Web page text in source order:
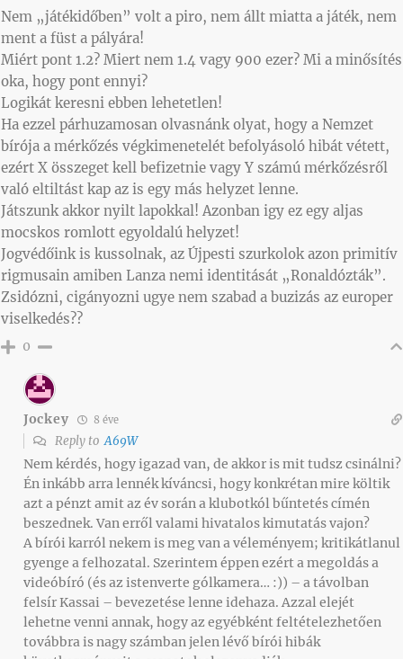
Nem „játékidőben” volt a piro, nem állt miatta a játék, nem
ment a füst a pályára!
Miért pont 1.2? Miert nem 1.4 vagy 900 ezer? Mi a minősítés
oka, hogy pont ennyi?
Logikát keresni ebben lehetetlen!
Ha ezzel párhuzamosan olvasnánk olyat, hogy a Nemzet
bírója a mérkőzés végkimenetelét befolyásoló hibát vétett,
ezért X összeget kell befizetnie vagy Y számú mérkőzésről
való eltiltást kap az is egy más helyzet lenne.
Játszunk akkor nyilt lapokkal! Azonban igy ez egy aljas
mocskos romlott egyoldalú helyzet!
Jogvédőink is kussolnak, az Újpesti szurkolok azon primitív
rigmusain amiben Lanza nemi identitását „Ronaldózták”.
Zsidózni, cigányozni ugye nem szabad a buzizás az europer
viselkedés??
0
Jockey 8 éve
Reply toA69W
Nem kérdés, hogy igazad van, de akkor is mit tudsz csinálni?
Én inkább arra lennék kíváncsi, hogy konkrétan mire költik
azt a pénzt amit az év során a klubotkól bűntetés címén
beszednek. Van erről valami hivatalos kimutatás vajon?
A bírói karról nekem is meg van a véleményem; kritikátlanul
gyenge a felhozatal. Szerintem éppen ezért a megoldás a
videóbíró (és az istenverte gólkamera… :)) – a távolban
felsír Kassai – bevezetése lenne idehaza. Azzal elejét
lehetne venni annak, hogy az egyébként feltételezhetően
továbbra is nagy számban jelen lévő bírói hibák